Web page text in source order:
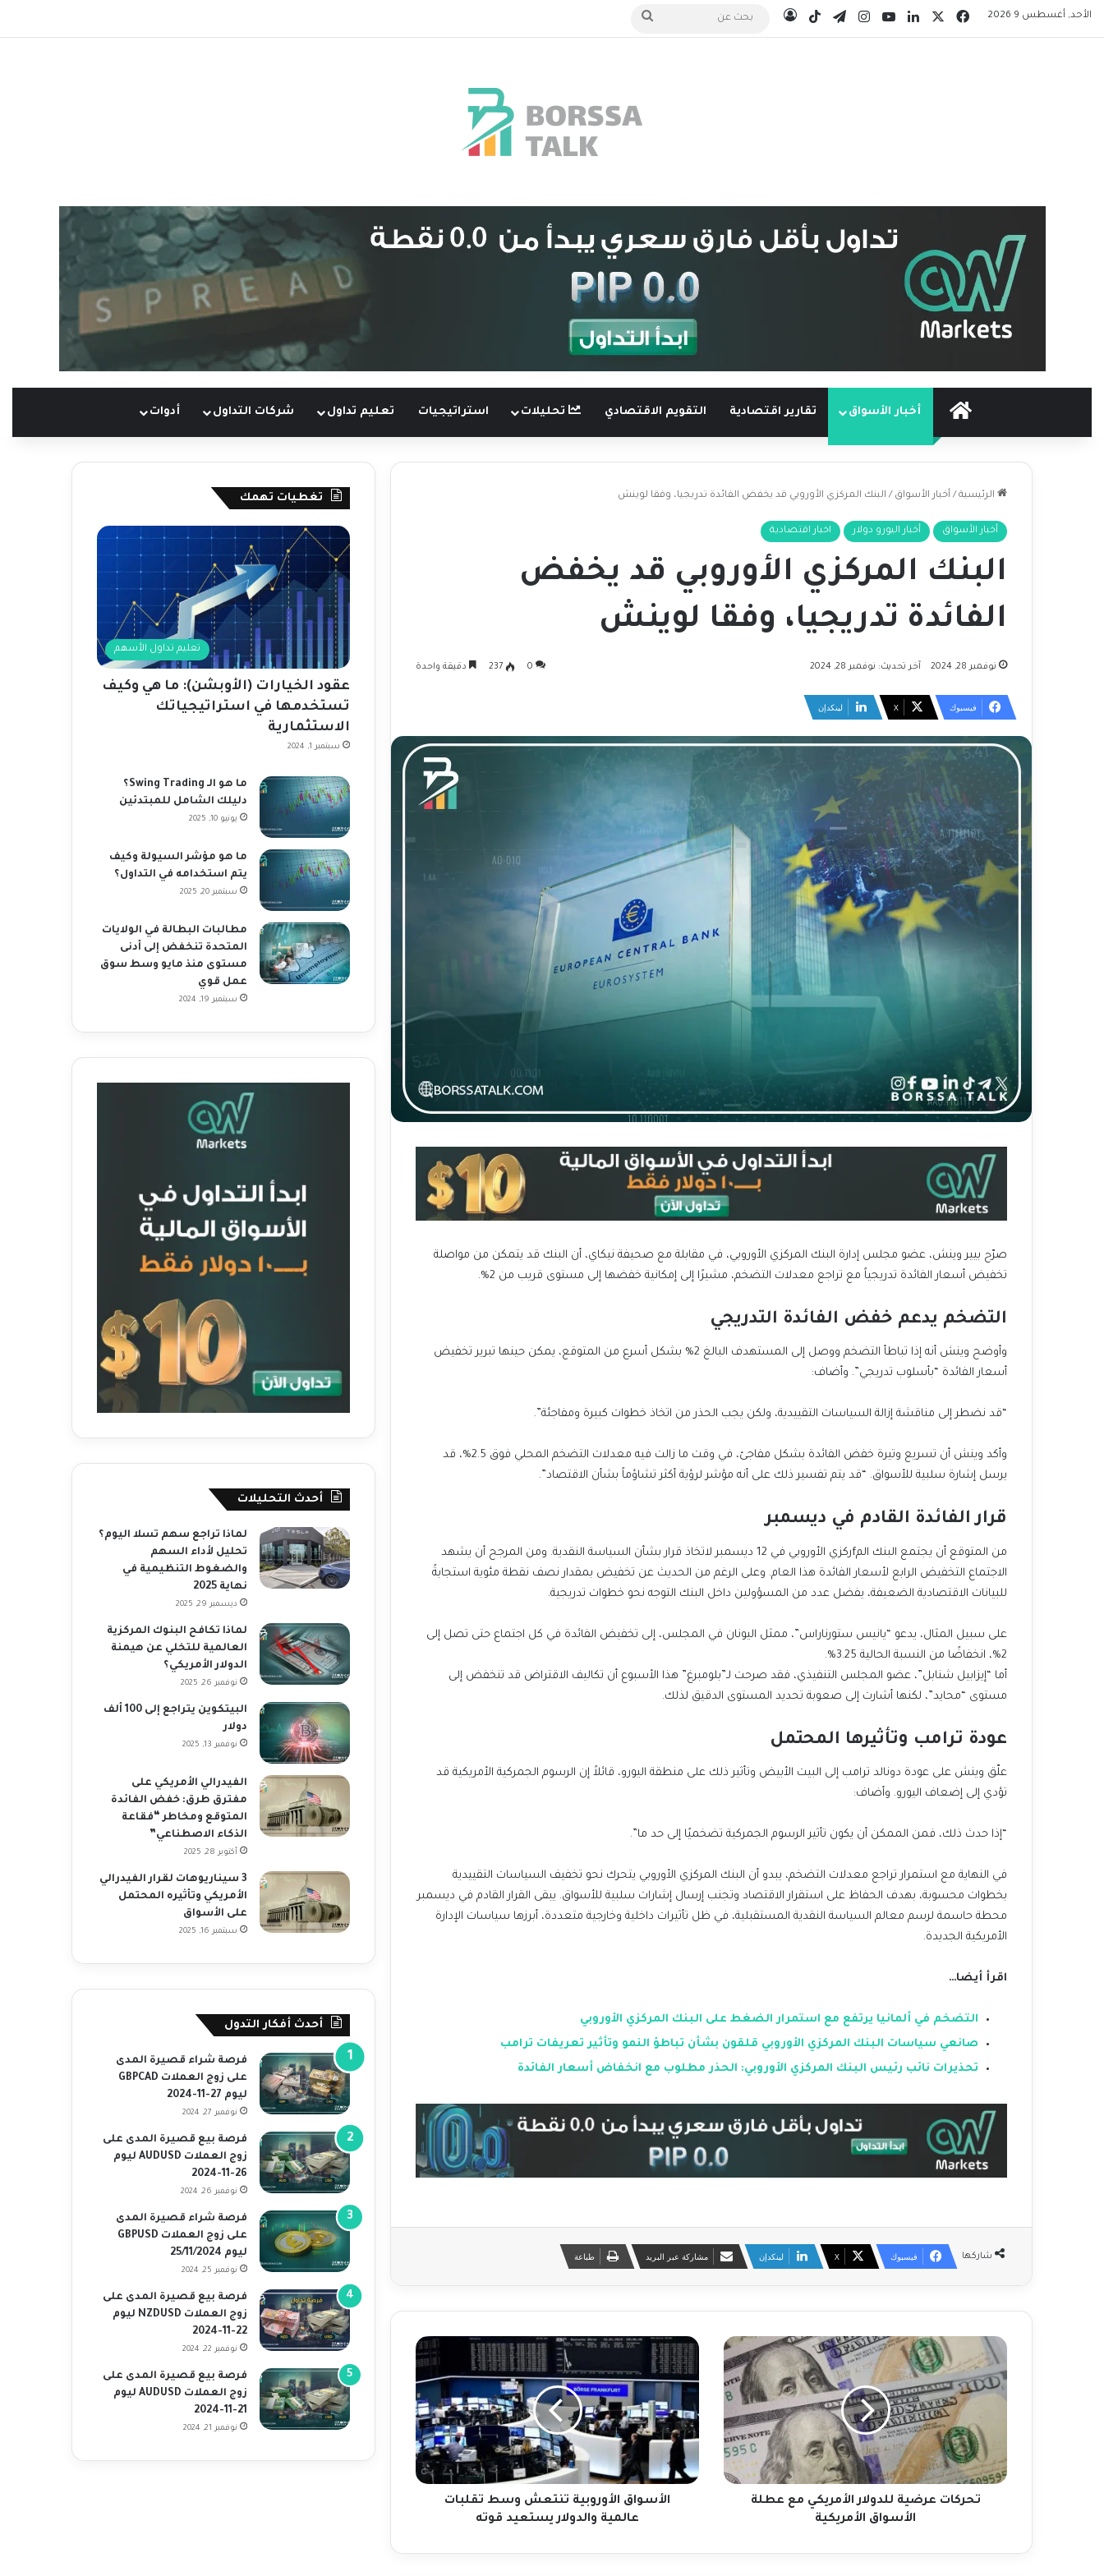
الأحد, أغسطس 9 2026 فيسبوك لينكدإن‫YouTubeانستقرامتيلقرام‫TikTokتسجيل الدخول
الرئيسيةأخبار الأسواق تقارير اقتصادية التقويم الاقتصادي تحليلات استراتيجيات تعليم تداول شركات التداول أدوات
الرئيسية / أخبار الأسواق / البنك المركزي الأوروبي قد يخفض الفائدة تدريجيا، وفقا لوينش
أخبار الأسواق أخبار اليورو دولار اخبار اقتصادية
البنك المركزي الأوروبي قد يخفض
الفائدة تدريجيا، وفقا لوينش
نوفمبر 28, 2024 آخر تحديث: نوفمبر 28, 2024 0
237 دقيقة واحدة
فيسبوك ‫X لينكدإن
صرّح بيير وينش، عضو مجلس إدارة البنك المركزي الأوروبي، في مقابلة مع صحيفة نيكاي، أن البنك قد يتمكن من مواصلة
تخفيض أسعار الفائدة تدريجياً مع تراجع معدلات التضخم، مشيرًا إلى إمكانية خفضها إلى مستوى قريب من 2%.
التضخم يدعم خفض الفائدة التدريجي
وأوضح وينش أنه إذا تباطأ التضخم ووصل إلى المستهدف البالغ 2% بشكل أسرع من المتوقع، يمكن حينها تبرير تخفيض
أسعار الفائدة “بأسلوب تدريجي”. وأضاف:
“قد نضطر إلى مناقشة إزالة السياسات التقييدية، ولكن يجب الحذر من اتخاذ خطوات كبيرة ومفاجئة”.
وأكد وينش أن تسريع وتيرة خفض الفائدة بشكل مفاجئ، في وقت ما زالت فيه معدلات التضخم المحلي فوق 2.5%، قد
يرسل إشارة سلبية للأسواق. “قد يتم تفسير ذلك على أنه مؤشر لرؤية أكثر تشاؤماً بشأن الاقتصاد”.
قرار الفائدة القادم في ديسمبر
من المتوقع أن يجتمع البنك المfركزي الأوروبي في 12 ديسمبر لاتخاذ قرار بشأن السياسة النقدية. ومن المرجح أن يشهد
الاجتماع التخفيض الرابع لأسعار الفائدة هذا العام. وعلى الرغم من الحديث عن تخفيض بمقدار نصف نقطة مئوية استجابةً
للبيانات الاقتصادية الضعيفة، يفضل عدد من المسؤولين داخل البنك التوجه نحو خطوات تدريجية.
على سبيل المثال، يدعو “يانيس ستورناراس”، ممثل اليونان في المجلس، إلى تخفيض الفائدة في كل اجتماع حتى تصل إلى
2%، انخفاضًا من النسبة الحالية 3.25%.
أما “إيزابيل شنابل”، عضو المجلس التنفيذي، فقد صرحت لـ”بلومبرغ” هذا الأسبوع أن تكاليف الاقتراض قد تنخفض إلى
مستوى “محايد”، لكنها أشارت إلى صعوبة تحديد المستوى الدقيق لذلك.
عودة ترامب وتأثيرها المحتمل
علّق وينش على عودة دونالد ترامب إلى البيت الأبيض وتأثير ذلك على منطقة اليورو، قائلاً إن الرسوم الجمركية الأمريكية قد
تؤدي إلى إضعاف اليورو. وأضاف:
“إذا حدث ذلك، فمن الممكن أن يكون تأثير الرسوم الجمركية تضخميًا إلى حد ما”.
في النهاية مع استمرار تراجع معدلات التضخم، يبدو أن البنك المركزي الأوروبي يتحرك نحو تخفيف السياسات التقييدية
بخطوات محسوبة، بهدف الحفاظ على استقرار الاقتصاد وتجنب إرسال إشارات سلبية للأسواق. يبقى القرار القادم في ديسمبر
محطة حاسمة لرسم معالم السياسة النقدية المستقبلية، في ظل تأثيرات داخلية وخارجية متعددة، أبرزها سياسات الإدارة
الأمريكية الجديدة.
اقرأ أيضا…
التضخم في ألمانيا يرتفع مع استمرار الضغط على البنك المركزي الأوروبي
صانعي سياسات البنك المركزي الأوروبي قلقون بشأن تباطؤ النمو وتأثير تعريفات ترامب
تحذيرات نائب رئيس البنك المركزي الأوروبي: الحذر مطلوب مع انخفاض أسعار الفائدة
شاركها فيسبوك ‫X لينكدإن مشاركة عبر البريد طباعة
ت
ر
ر
ض
ل
تحركات عرضية للدولار الأمريكي مع عطلة
الأسواق الأمريكية
ا
أ
و
ا
ل
و
الأسواق الأوروبية تنتعش وسط تقلبات
عالمية والدولار يستعيد قوته
تغطيات تهمك
تعليم تداول الأسهم
عقود الخيارات (الأوبشن): ما هي وكيف
تستخدمها في استراتيجياتك
الاستثمارية
سبتمبر 1, 2024
ما هو الـ Swing Trading؟
دليلك الشامل للمبتدئين
يونيو 10, 2025
ما هو مؤشر السيولة وكيف
يتم استخدامه في التداول؟
سبتمبر 20, 2025
مطالبات البطالة في الولايات
المتحدة تنخفض إلى أدنى
مستوى منذ مايو وسط سوق
عمل قوي
سبتمبر 19, 2024
أحدث التحليلات
لماذا تراجع سهم تسلا اليوم؟
تحليل لأداء السهم
والضغوط التنظيمية في
نهاية 2025
ديسمبر 29, 2025
لماذا تكافح البنوك المركزية
العالمية للتخلي عن هيمنة
الدولار الأمريكي؟
نوفمبر 26, 2025
البيتكوين يتراجع إلى 100 ألف
دولار
نوفمبر 13, 2025
الفيدرالي الأمريكي على
مفترق طرق: خفض الفائدة
المتوقع ومخاطر “فقاعة
الذكاء الاصطناعي”
أكتوبر 28, 2025
3 سيناريوهات لقرار الفيدرالي
الأمريكي وتأثيره المحتمل
على الأسواق
سبتمبر 16, 2025
أحدث أفكار التدول
فرصة شراء قصيرة المدى
على زوج العملات GBPCAD
ليوم 27-11-2024
نوفمبر 27, 2024
فرصة بيع قصيرة المدى على
زوج العملات AUDUSD ليوم
26-11-2024
نوفمبر 26, 2024
فرصة شراء قصيرة المدى
على زوج العملات GBPUSD
ليوم 25/11/2024
نوفمبر 25, 2024
فرصة بيع قصيرة المدى على
زوج العملات NZDUSD ليوم
22-11-2024
نوفمبر 22, 2024
فرصة بيع قصيرة المدى على
زوج العملات AUDUSD ليوم
21-11-2024
نوفمبر 21, 2024